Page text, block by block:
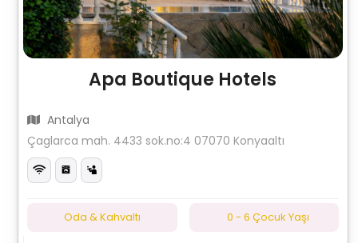
Apa Boutique Hotels
Antalya
Çaglarca mah. 4433 sok.no:4 07070 Konyaaltı
Oda & Kahvaltı 0 - 6 Çocuk Yaşı